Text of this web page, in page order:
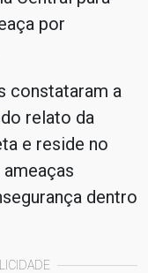
por
constataram a
relato da
e reside no
dentro